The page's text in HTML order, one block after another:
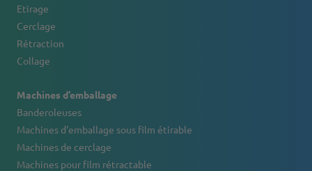
Etirage
Cerclage
Rétraction
Collage
Machines d’emballage
Banderoleuses
Machines d'emballage sous film étirable
Machines de cerclage
Machines pour film rétractable